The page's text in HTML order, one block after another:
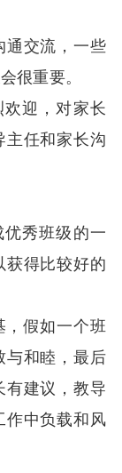
交流，一些
很重要。
迎，对家长
任和家长沟
秀班级的一
得比较好的
假如一个班
与和睦，最后
建议，教导
作中负载和风